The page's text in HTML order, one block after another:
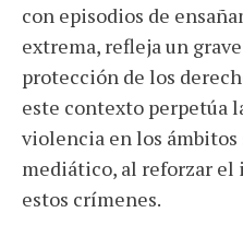
con episodios de
extrema, refleja un
protección de los
este contexto perpetúa
violencia en los
mediático, al reforzar el
estos crímenes.